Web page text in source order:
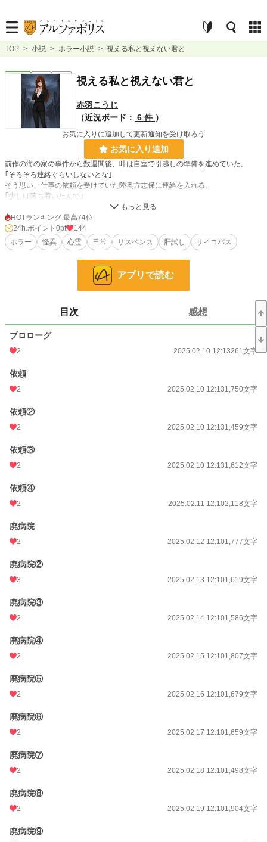
TOP > 小説 > ホラー小説 > 視える私と視えない君と
ホラー 完結 長編 視える私と視えない君と
赤羽こうじ
（近況ボード： 6 件 ）
お気に入りに追加して更新通知を受け取ろう
お気に入り追加
前作の海の家の事件から数週間後、叶は自室で引越しの準備を進めていた。
｢そろそろ連絡ぐらいしないとな｣
そう思い、仕事の依頼を受けていた陸奥方志保に連絡を入れる。
｢少しは落ち着いたんで｣
そう言って叶は斗弥陀《とみだ》グループが買ったいわく付きの廃病院の調査を
引き受ける事となった。
しかし｢俺達も同行させてもらうから｣そう言って叶の調査に斗弥陀の御曹司達も
加わり、廃病院の調査は肝試しのような様相を呈してくる。
廃病院の怪異を軽く考える御曹司達に頭を抱える叶だったが、廃病院の怪異は容
一方、恋人である叶から連絡が途絶えた幸太はいても立ってもいられなくなり廃
病院のある京都へと向かった。
そこで幸太は陸奥方志穂と出会い、共に叶の捜索に向かう事となる。
やがて叶や幸太達は斗弥陀家で渦巻く不可解な事件へと巻き込まれていく。
前作、『夏の日の出会いと別れ』より今回は美しき霊能者、鬼龍叶を主人公に迎
えた作品です。
もちろん前作未読でもお楽しみ頂けます。
※この作品は他にエブリスタ、小説家になろう、でも公開しています。
ホラー
24h.ポイント
文字数
更新日時
初回公開日時
初回完結日時
週間ポイント
年間ポイント
HOTランキング 最高74位
24h.ポイント 0pt
144
ホラー
怪異 心霊 日常 サスペンス 肝試し サイコパス
アプリで読む
目次 感想
プロローグ
2 2025.02.10 12:13261文字
依頼
2 2025.02.10 12:131,750文字
依頼②
2 2025.02.10 12:131,459文字
依頼③
2 2025.02.10 12:131,612文字
依頼④
2 2025.02.11 12:102,118文字
廃病院
2 2025.02.12 12:101,777文字
廃病院②
3 2025.02.13 12:101,619文字
廃病院③
2 2025.02.14 12:101,586文字
廃病院④
2 2025.02.15 12:101,807文字
廃病院⑤
2 2025.02.16 12:101,679文字
廃病院⑥
2 2025.02.17 12:101,659文字
廃病院⑦
2 2025.02.18 12:101,498文字
廃病院⑧
2 2025.02.19 12:101,904文字
廃病院⑨